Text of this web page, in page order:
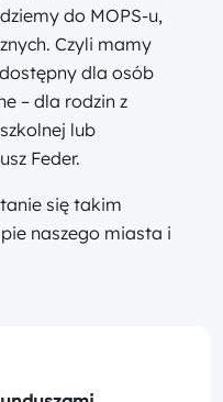
do MOPS-u,
Czyli mamy
dla osób
– dla rodzin z
lub
Feder.
się takim
naszego miasta i